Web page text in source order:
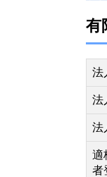
有
法
法
法
適
者